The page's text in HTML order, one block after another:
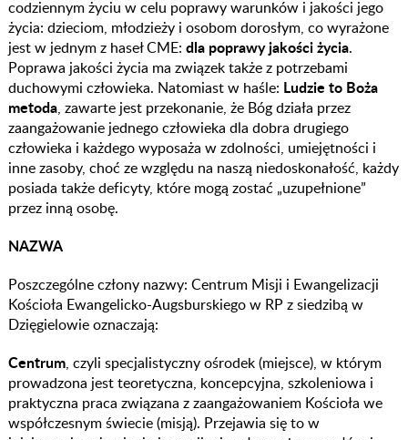
codziennym życiu w celu poprawy warunków i jakości jego
życia: dzieciom, młodzieży i osobom dorosłym, co wyrażone
jest w jednym z haseł CME: dla poprawy jakości życia.
Poprawa jakości życia ma związek także z potrzebami
duchowymi człowieka. Natomiast w haśle: Ludzie to Boża
metoda, zawarte jest przekonanie, że Bóg działa przez
zaangażowanie jednego człowieka dla dobra drugiego
człowieka i każdego wyposaża w zdolności, umiejętności i
inne zasoby, choć ze względu na naszą niedoskonałość, każdy
posiada także deficyty, które mogą zostać „uzupełnione”
przez inną osobę.
NAZWA
Poszczególne człony nazwy: Centrum Misji i Ewangelizacji
Kościoła Ewangelicko-Augsburskiego w RP z siedzibą w
Dzięgielowie oznaczają:
Centrum, czyli specjalistyczny ośrodek (miejsce), w którym
prowadzona jest teoretyczna, koncepcyjna, szkoleniowa i
praktyczna praca związana z zaangażowaniem Kościoła we
współczesnym świecie (misją). Przejawia się to w